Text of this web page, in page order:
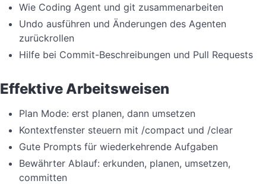
Wie Coding Agent und git zusammenarbeiten
Undo ausführen und Änderungen des Agenten
zurückrollen
Hilfe bei Commit-Beschreibungen und Pull Requests
Effektive Arbeitsweisen
Plan Mode: erst planen, dann umsetzen
Kontextfenster steuern mit /compact und /clear
Gute Prompts für wiederkehrende Aufgaben
Bewährter Ablauf: erkunden, planen, umsetzen,
committen